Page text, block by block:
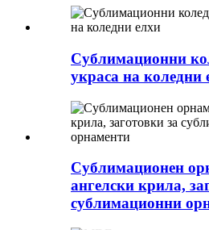
Сублимационни
украса на коледни
Сублимационен
ангелски крила,
сублимационни